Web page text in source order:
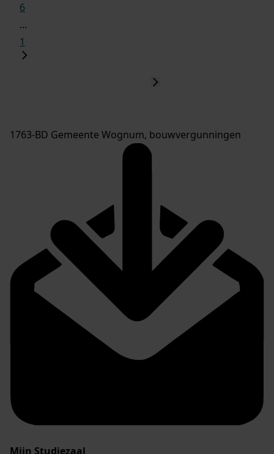
6
...
1
1763-BD Gemeente Wognum, bouwvergunningen
Mijn Studiezaal